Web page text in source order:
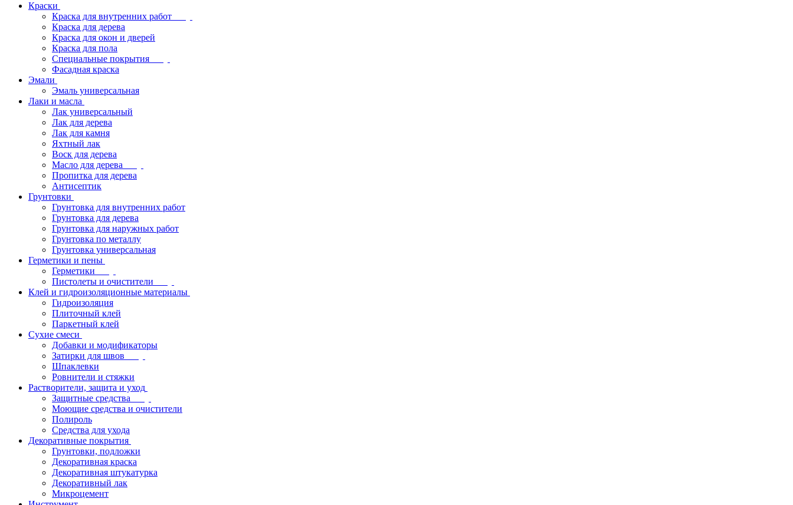
Краски
Краска для внутренних работ
Краска для дерева
Краска для окон и дверей
Краска для пола
Специальные покрытия
Фасадная краска
Эмали
Эмаль универсальная
Лаки и масла
Лак универсальный
Лак для дерева
Лак для камня
Яхтный лак
Воск для дерева
Масло для дерева
Пропитка для дерева
Антисептик
Грунтовки
Грунтовка для внутренних работ
Грунтовка для дерева
Грунтовка для наружных работ
Грунтовка по металлу
Грунтовка универсальная
Герметики и пены
Герметики
Пистолеты и очистители
Клей и гидроизоляционные материалы
Гидроизоляция
Плиточный клей
Паркетный клей
Сухие смеси
Добавки и модификаторы
Затирки для швов
Шпаклевки
Ровнители и стяжки
Растворители, защита и уход
Защитные средства
Моющие средства и очистители
Полироль
Средства для ухода
Декоративные покрытия
Грунтовки, подложки
Декоративная краска
Декоративная штукатурка
Декоративный лак
Микроцемент